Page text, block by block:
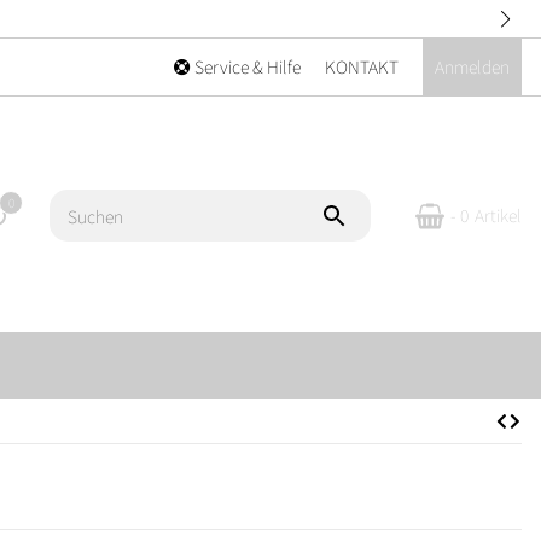
Service & Hilfe
KONTAKT Anmelden
- 0 Artikel